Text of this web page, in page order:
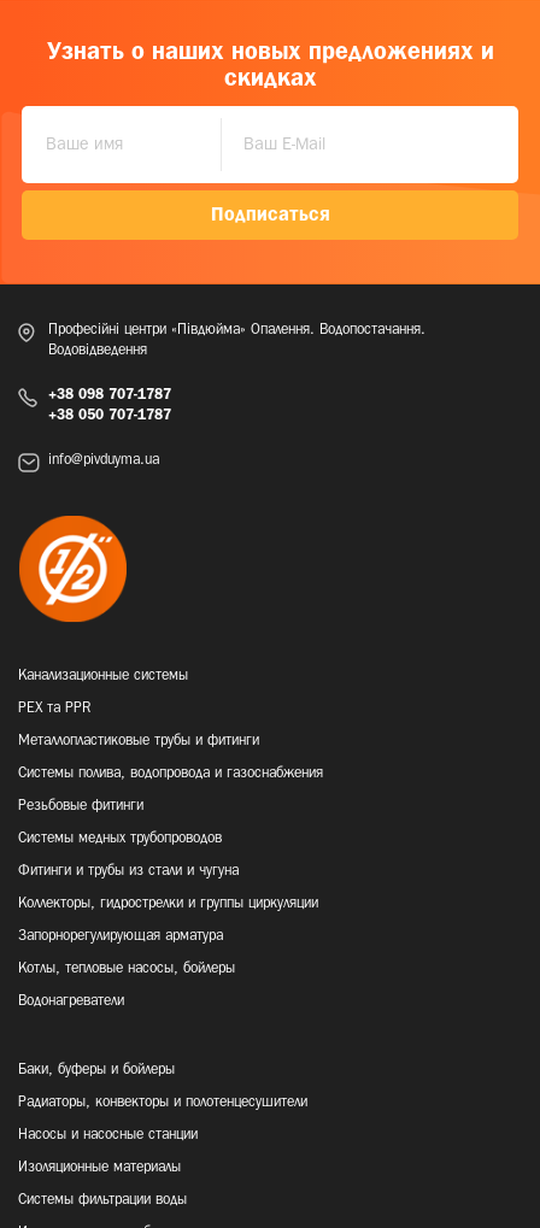
Узнать о наших новых предложениях и
скидках
Подписаться
Професійні центри «Півдюйма» Опалення. Водопостачання.
Водовідведення
+38 098 707-1787
+38 050 707-1787
info@pivduyma.ua
Канализационные системы
PEX та PPR
Металлопластиковые трубы и фитинги
Системы полива, водопровода и газоснабжения
Резьбовые фитинги
Системы медных трубопроводов
Фитинги и трубы из стали и чугуна
Коллекторы, гидрострелки и группы циркуляции
Запорнорегулирующая арматура
Котлы, тепловые насосы, бойлеры
Водонагреватели
Баки, буферы и бойлеры
Радиаторы, конвекторы и полотенцесушители
Насосы и насосные станции
Изоляционные материалы
Системы фильтрации воды